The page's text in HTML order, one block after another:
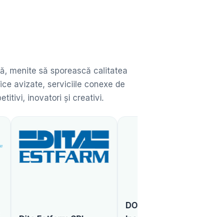
menite să sporească calitatea
avizate, serviciile conexe de
inovatori și creativi.
DONARIS Vienna